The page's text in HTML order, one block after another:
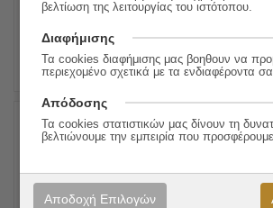
20%
βελτίωση της λειτουργίας του ιστότοπου.
Διαφήμισης
Τα cookies διαφήμισης μας βοηθουν να
περιεχομένο σχετικά με τα ενδιαφέροντα
Απόδοσης
Τα cookies στατιστικών μας δίνουν τη
βελτιώνουμε την εμπειρία που
Αποδοχή Επιλογών